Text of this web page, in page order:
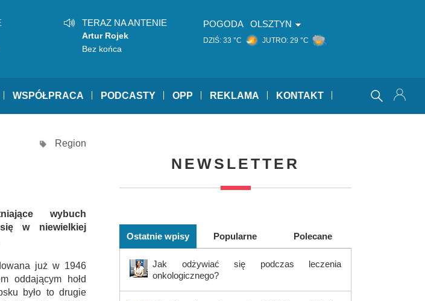
TERAZ NA ANTENIE
Artur Rojek
Bez końca
POGODA OLSZTYN
DZIŚ: 33 °C JUTRO: 29 °C
WSPÓŁPRACA PODCASTY OPP REKLAMA KONTAKT
Region
wybuch
się w niewielkiej
już w 1946
oddającym hołd
było to drugie
NEWSLETTER
Ostatnie wpisy Popularne Polecane
Jak odżywiać się podczas leczenia
onkologicznego?